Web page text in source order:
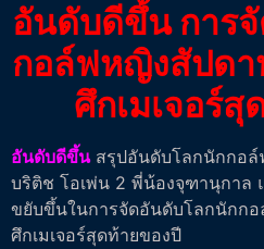
อันดับดีขึ้น การ
กอล์ฟหญิงสัปดา
ศึกเมเจอร์
อันดับดีขึ้นสรุปอันดับโลกนักกอล์
บริติช โอเพ่น 2 พี่น้องจุฑานุกาล
ขยับขึ้นในการจัดอันดับโลกนักก
ศึกเมเจอร์สุดท้ายของปี